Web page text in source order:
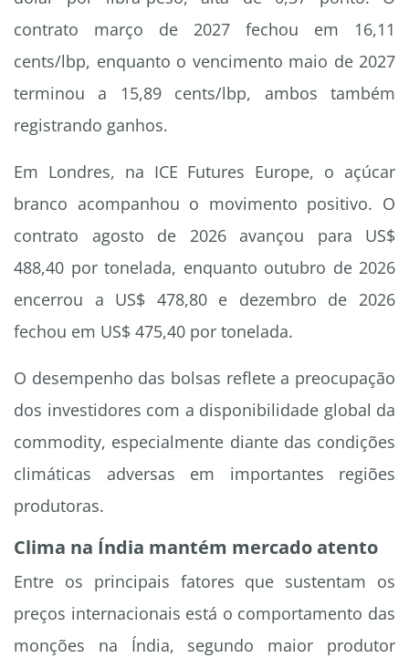
contrato março de 2027 fechou em 16,11
cents/lbp, enquanto o vencimento maio de 2027
terminou a 15,89 cents/lbp, ambos também
registrando ganhos.
Em Londres, na ICE Futures Europe, o açúcar
branco acompanhou o movimento positivo. O
contrato agosto de 2026 avançou para US$
488,40 por tonelada, enquanto outubro de 2026
encerrou a US$ 478,80 e dezembro de 2026
fechou em US$ 475,40 por tonelada.
O desempenho das bolsas reflete a preocupação
dos investidores com a disponibilidade global da
commodity, especialmente diante das condições
climáticas adversas em importantes regiões
produtoras.
Clima na Índia mantém mercado atento
Entre os principais fatores que sustentam os
preços internacionais está o comportamento das
monções na Índia, segundo maior produtor